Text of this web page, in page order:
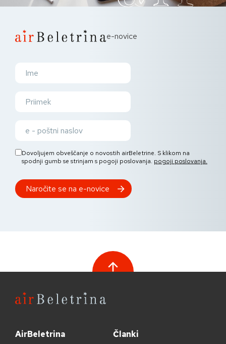
e-novice
Dovoljujem obveščanje o novostih airBeletrine. S klikom na
spodnji gumb se strinjam s pogoji poslovanja. pogoji poslovanja.
AirBeletrina
Članki